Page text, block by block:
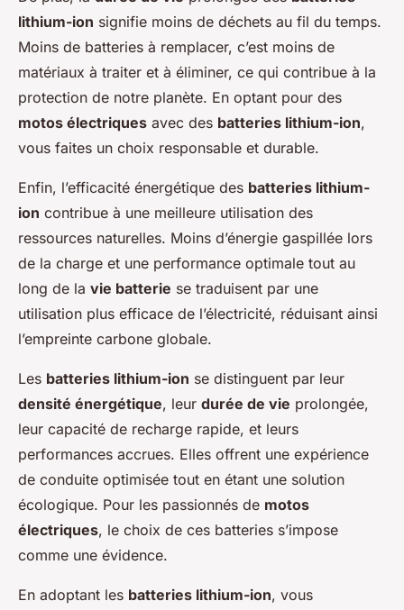
lithium-ion signifie moins de déchets au fil du temps.
Moins de batteries à remplacer, c’est moins de
matériaux à traiter et à éliminer, ce qui contribue à la
protection de notre planète. En optant pour des
motos électriques avec des batteries lithium-ion,
vous faites un choix responsable et durable.
Enfin, l’efficacité énergétique des batteries lithium-
ion contribue à une meilleure utilisation des
ressources naturelles. Moins d’énergie gaspillée lors
de la charge et une performance optimale tout au
long de la vie batterie se traduisent par une
utilisation plus efficace de l’électricité, réduisant ainsi
l’empreinte carbone globale.
Les batteries lithium-ion se distinguent par leur
densité énergétique, leur durée de vie prolongée,
leur capacité de recharge rapide, et leurs
performances accrues. Elles offrent une expérience
de conduite optimisée tout en étant une solution
écologique. Pour les passionnés de motos
électriques, le choix de ces batteries s’impose
comme une évidence.
En adoptant les batteries lithium-ion, vous